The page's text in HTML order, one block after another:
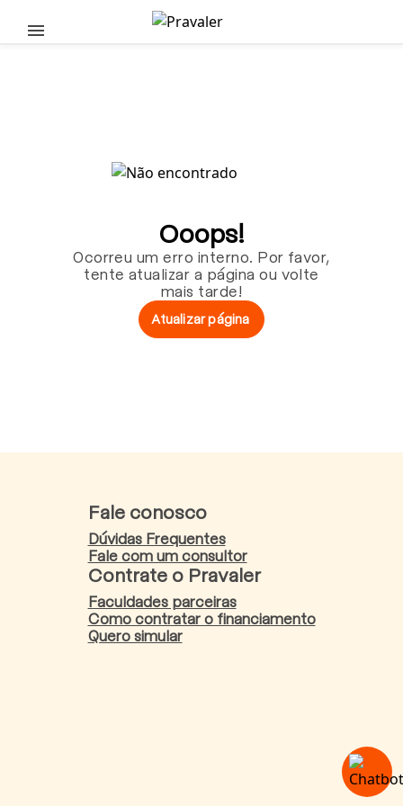
Pular para o conteúdo principal
Ooops!
Ocorreu um erro interno. Por favor,
tente atualizar a página ou volte
mais tarde!
Atualizar página
Fale conosco
Dúvidas Frequentes
Fale com um consultor
Contrate o Pravaler
Faculdades parceiras
Como contratar o financiamento
Quero simular